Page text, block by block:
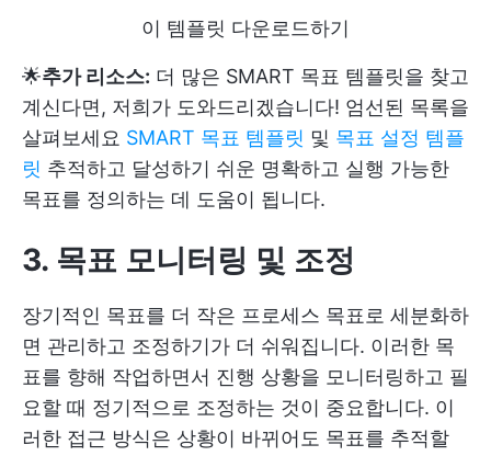
이 템플릿 다운로드하기
🌟추가 리소스: 더 많은 SMART 목표 템플릿을 찾고
계신다면, 저희가 도와드리겠습니다! 엄선된 목록을
살펴보세요 SMART 목표 템플릿 및 목표 설정 템플
릿 추적하고 달성하기 쉬운 명확하고 실행 가능한
목표를 정의하는 데 도움이 됩니다.
3. 목표 모니터링 및 조정
장기적인 목표를 더 작은 프로세스 목표로 세분화하
면 관리하고 조정하기가 더 쉬워집니다. 이러한 목
표를 향해 작업하면서 진행 상황을 모니터링하고 필
요할 때 정기적으로 조정하는 것이 중요합니다. 이
러한 접근 방식은 상황이 바뀌어도 목표를 추적할